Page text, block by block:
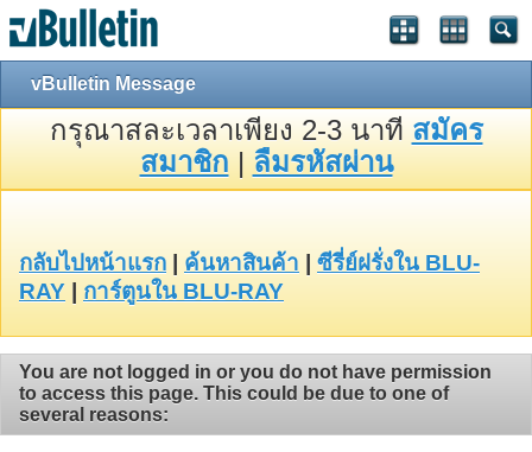
vBulletin Message
กรุณาสละเวลาเพียง 2-3 นาที สมัคร
สมาชิก | ลืมรหัสผ่าน
กลับไปหน้าแรก ค้นหาสินค้า
ซีรี่ย์ฝรั่งใน BLU-
RAY
การ์ตูนใน BLU-RAY
You are not logged in or you do not have permission
to access this page. This could be due to one of
several reasons: